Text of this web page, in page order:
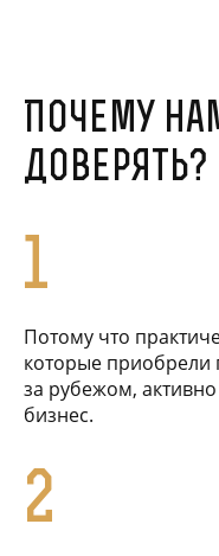
Почему
доверять?
1
Потому что
которые приобрели
за рубежом,
бизнес.
2